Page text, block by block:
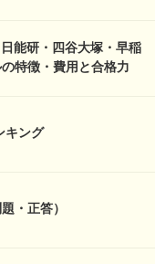
能研・四谷大塚・早稲
特徴・費用と合格力
キング
・正答）